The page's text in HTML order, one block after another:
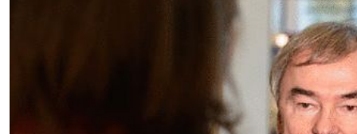
POSITIONEN